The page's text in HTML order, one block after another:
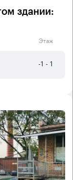
здании:
Этаж
-1 - 1